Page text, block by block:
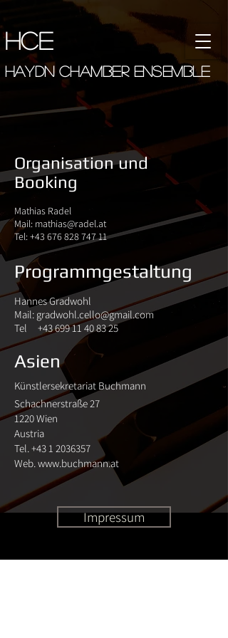
hce
haydn chamber ensemble
Organisation und
Booking
Mathias Radel
Mail: mathias@radel.at
Tel:+43 676 828 747 11
Programmgestaltung
Hannes Gradwohl
Mail: gradwohl.cello@gmail.com
Tel +43 699 11 40 83 25
Asien
Künstlersekretariat Buchmann
Schachnerstraße 27
1220 Wien
Austria
Tel.+43 1 2036357
Web.www.buchmann.at
Impressum